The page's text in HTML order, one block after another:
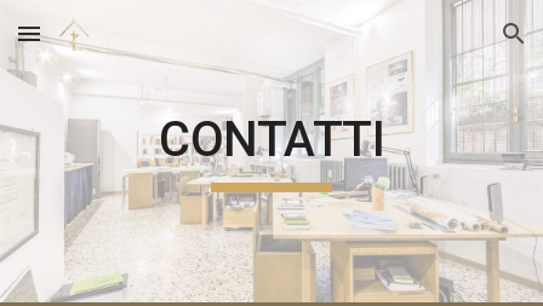
Skip to main content Skip to navigation
CONTATTI